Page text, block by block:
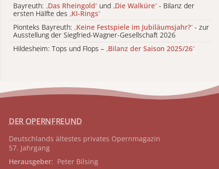
Bayreuth: „Das Rheingold“ und „Die Walküre“ - Bilanz der
ersten Hälfte des „KI-Rings“
Pionteks Bayreuth: „Keine Festspiele im Jubiläumsjahr?“ - zur
Ausstellung der Siegfried-Wagner-Gesellschaft 2026
Hildesheim: Tops und Flops – „Bilanz der Saison 2025/26“
DER OPERNFREUND
Deutschlands ältestes privates Opernmagazin
57. Jahrgang
Herausgeber: Peter Bilsing